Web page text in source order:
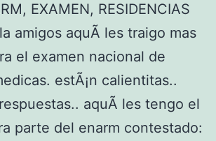
EXAMEN, RESIDENCIAS
amigos aquÃ­ les traigo mas
el examen nacional de
estÃ¡n calientitas..
aquÃ­ les tengo el
parte del enarm contestado: